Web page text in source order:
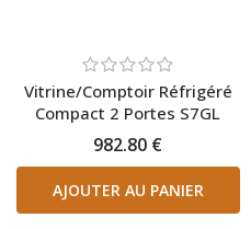
Vitrine/Comptoir Réfrigéré
Compact 2 Portes S7GL
982.80 €
AJOUTER AU PANIER